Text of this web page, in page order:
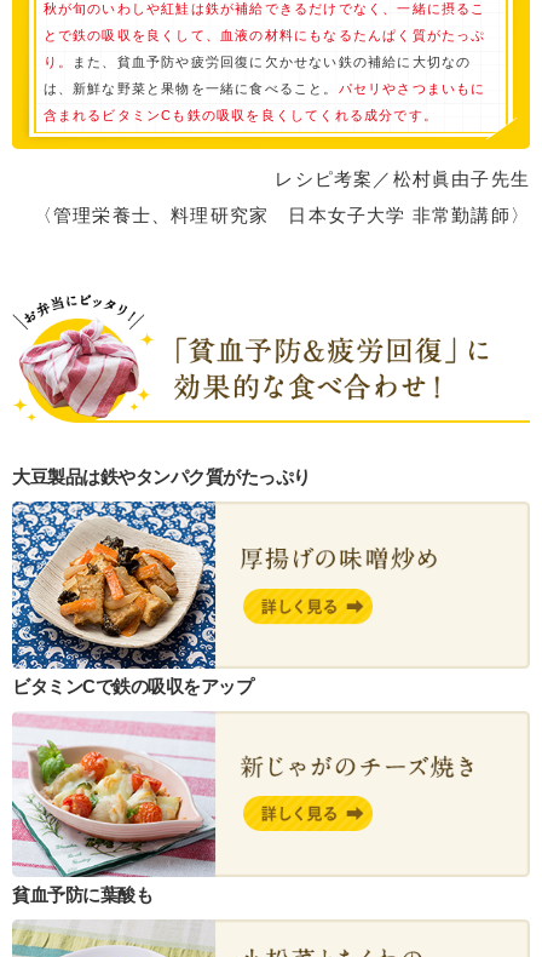
秋が旬のいわしや紅鮭は鉄が補給できるだけでなく、一緒に摂るこ
とで鉄の吸収を良くして、血液の材料にもなるたんぱく質がたっぷ
り。
また、貧血予防や疲労回復に欠かせない鉄の補給に大切なの
は、新鮮な野菜と果物を一緒に食べること。
パセリやさつまいもに
含まれるビタミンCも鉄の吸収を良くしてくれる成分です。
レシピ考案／松村眞由子先生
〈管理栄養士、料理研究家 日本女子大学 非常勤講師〉
大豆製品は鉄やタンパク質がたっぷり
ビタミンCで鉄の吸収をアップ
貧血予防に葉酸も